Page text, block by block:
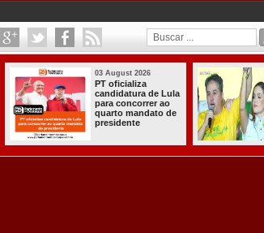
August 2026
Filho
Nayana
esposa do
Gilberto,
vice na
ao Governo
Paraíba
31 July 2026
A CARRETA DO
AGORA TEM
ESPECIALISTAS
CHEGOU À
ITABAIANA